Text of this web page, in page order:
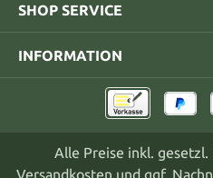
SHOP SERVICE
INFORMATION
Alle Preise inkl.